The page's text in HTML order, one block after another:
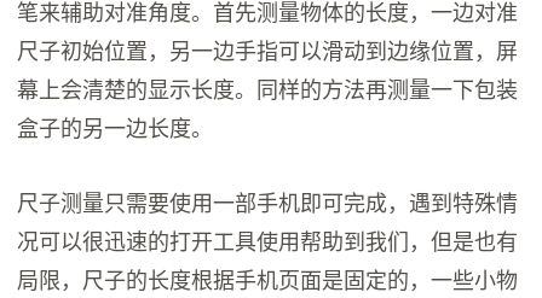
笔来辅助对准角度。首先测量物体的长度，一边对准
尺子初始位置，另一边手指可以滑动到边缘位置，屏
幕上会清楚的显示长度。同样的方法再测量一下包装
盒子的另一边长度。
尺子测量只需要使用一部手机即可完成，遇到特殊情
况可以很迅速的打开工具使用帮助到我们，但是也有
局限，尺子的长度根据手机页面是固定的，一些小物